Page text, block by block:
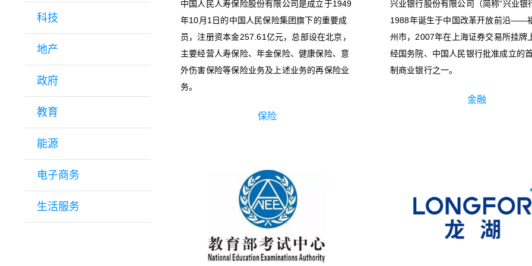
科技
地产
政府
教育
能源
电子商务
生活服务
中国人民人寿保险股份有限公司是成立于1949
年10月1日的中国人民保险集团旗下的重要成
员，注册资本金257.61亿元，总部设在北京，
主要经营人寿保险、年金保险、健康保险、意
外伤害保险等保险业务及上述业务的再保险业
务。
保险
兴业银行股份有限公司（简称“兴业银
1988年诞生于中国改革开放前沿——
州市，2007年在上海证券交易所挂牌
经国务院、中国人民银行批准成立的
制商业银行之一。
金融